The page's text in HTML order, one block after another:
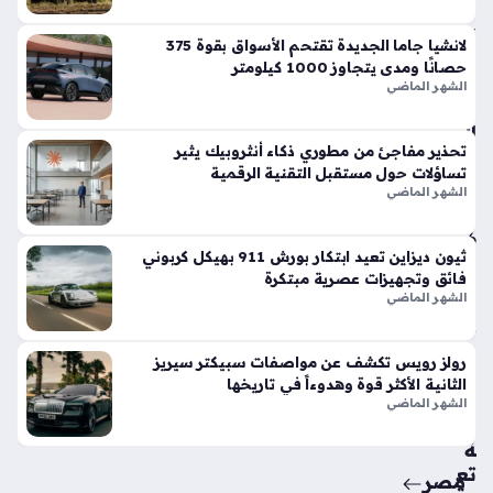
الأ
وا
الح
الي
ة
6
أيام
حق
ق
من
ة
تع
لانشيا جاما الجديدة تقتحم الأسواق بقوة 375
حصانًا ومدى يتجاوز 1000 كيلومتر
الشهر الماضي
تحذير مفاجئ من مطوري ذكاء أنثروبيك يثير
تساؤلات حول مستقبل التقنية الرقمية
الشهر الماضي
ثيون ديزاين تعيد ابتكار بورش 911 بهيكل كربوني
فائق وتجهيزات عصرية مبتكرة
الشهر الماضي
رولز رويس تكشف عن مواصفات سبيكتر سيريز
الثانية الأكثر قوة وهدوءاً في تاريخها
الشهر الماضي
مصر